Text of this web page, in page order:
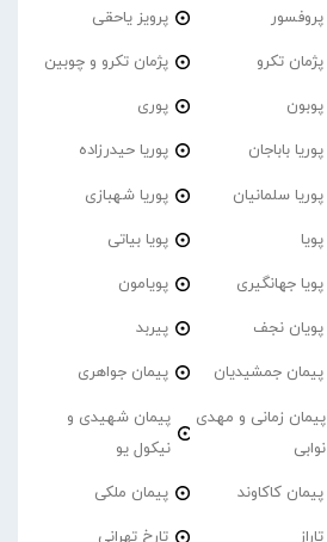
پروفسور پرویز یاحقی
پژمان تکرو پژمان تکرو و چوبین
پوبون پوری
پوریا باباجان پوریا حیدرزاده
پوریا سلمانیان پوریا شهبازی
پویا پویا بیاتی
پویا جهانگیری پویامون
پویان نجف پیربد
پیمان جمشیدیان پیمان جواهری
پیمان زمانی و مهدی
نوابی
پیمان شهیدی و
نیکول یو
پیمان کاکاوند پیمان ملکی
تاراز تارخ تهرانی